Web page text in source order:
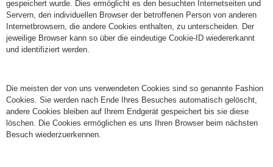
gespeichert wurde. Dies ermöglicht es den besuchten Internetseiten und
Servern, den individuellen Browser der betroffenen Person von anderen
Internetbrowsern, die andere Cookies enthalten, zu unterscheiden. Der
jeweilige Browser kann so über die eindeutige Cookie-ID wiedererkannt
und identifiziert werden.
Die meisten der von uns verwendeten Cookies sind so genannte Fashion
Cookies. Sie werden nach Ende Ihres Besuches automatisch gelöscht,
andere Cookies bleiben auf Ihrem Endgerät gespeichert bis sie diese
löschen. Die Cookies ermöglichen es uns Ihren Browser beim nächsten
Besuch wiederzuerkennen.